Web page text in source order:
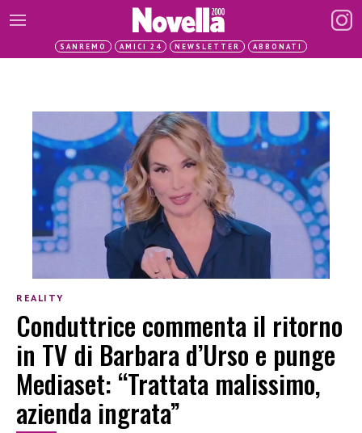
SANREMO AMICI 24 NEWSLETTER ABBONATI
REALITY
Conduttrice commenta il ritorno
in TV di Barbara d’Urso e punge
Mediaset: “Trattata malissimo,
azienda ingrata”